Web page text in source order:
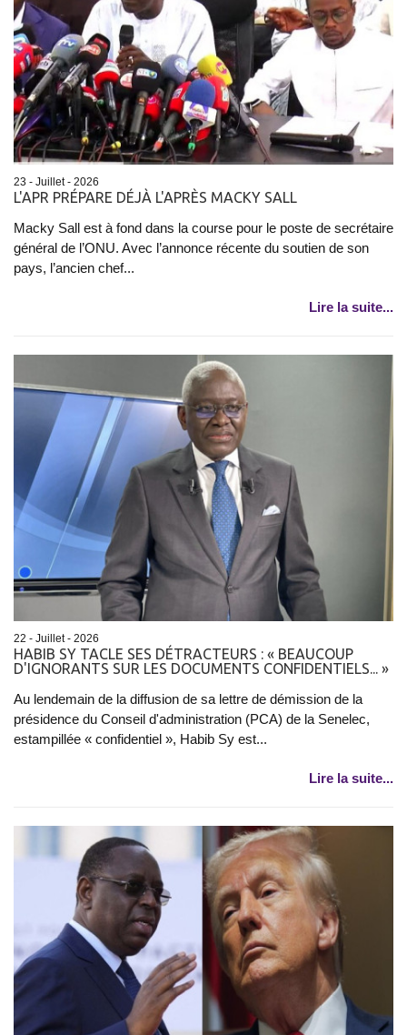
23 - Juillet - 2026
L'APR PRÉPARE DÉJÀ L'APRÈS MACKY SALL
Macky Sall est à fond dans la course pour le poste de secrétaire
général de l’ONU. Avec l’annonce récente du soutien de son
pays, l’ancien chef...
Lire la suite...
22 - Juillet - 2026
HABIB SY TACLE SES DÉTRACTEURS : « BEAUCOUP
D'IGNORANTS SUR LES DOCUMENTS CONFIDENTIELS... »
Au lendemain de la diffusion de sa lettre de démission de la
présidence du Conseil d'administration (PCA) de la Senelec,
estampillée « confidentiel », Habib Sy est...
Lire la suite...